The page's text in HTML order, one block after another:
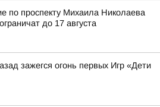
по проспекту Михаила Николаева
до 17 августа
зажегся огонь первых Игр «Дети